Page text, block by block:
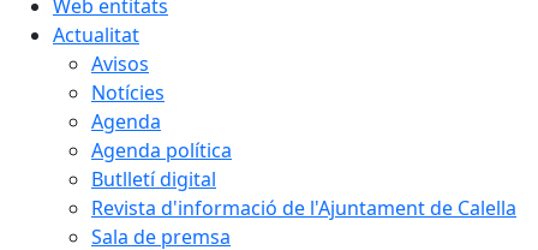
Web entitats
Actualitat
Avisos
Notícies
Agenda
Agenda política
Butlletí digital
Revista d'informació de l'Ajuntament de Calella
Sala de premsa